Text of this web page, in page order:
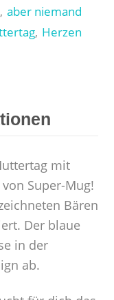
, aber niemand
, Herzen
mit
Super-Mug!
Bären
Der blaue
in der
ab.